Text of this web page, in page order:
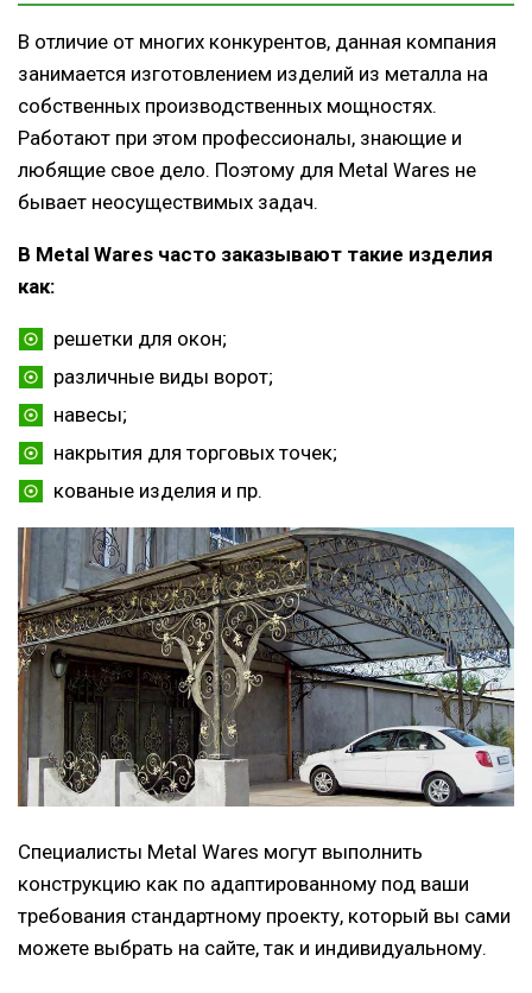
В отличие от многих конкурентов, данная компания
занимается изготовлением изделий из металла на
собственных производственных мощностях.
Работают при этом профессионалы, знающие и
любящие свое дело. Поэтому для Metal Wares не
бывает неосуществимых задач.
В Metal Wares часто заказывают такие изделия
как:
решетки для окон;
различные виды ворот;
навесы;
накрытия для торговых точек;
кованые изделия и пр.
Специалисты Metal Wares могут выполнить
конструкцию как по адаптированному под ваши
требования стандартному проекту, который вы сами
можете выбрать на сайте, так и индивидуальному.